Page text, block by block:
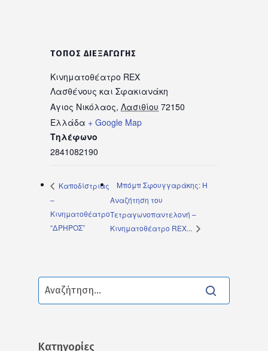
ΤΌΠΟΣ ΔΙΕΞΑΓΩΓΉΣ
Κινηματοθέατρο REX
Λασθένους και Σφακιανάκη
Αγιος Νικόλαος, Λασιθίου 72150
Ελλάδα + Google Map
Τηλέφωνο
2841082190
Καποδίστριας
–
Κινηματοθέατρο
“ΔΡΗΡΟΣ”
Μπόμπ Σφουγγαράκης: Η
Aναζήτηση του
Τετραγωνοπαντελονή –
Κινηματοθέατρο REX...
Kατηγορίες